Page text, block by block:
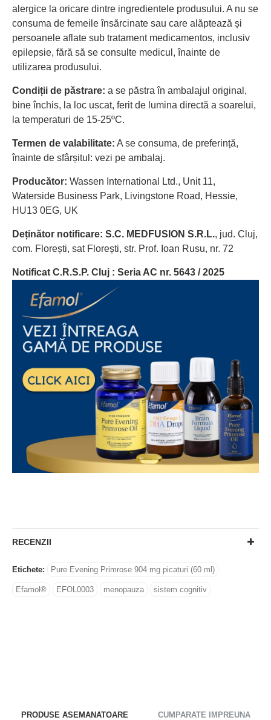
alergice la oricare dintre ingredientele produsului. A nu se
consuma de femeile însărcinate sau care alăptează și
persoanele aflate sub tratament medicamentos, inclusiv
epilepsie, fără să se consulte medicul, înainte de
utilizarea produsului.
Condiții de păstrare: a se păstra în ambalajul original,
bine închis, la loc uscat, ferit de lumina directă a soarelui,
la temperaturi de 15-25ºC.
Termen de valabilitate: A se consuma, de preferință,
înainte de sfârșitul: vezi pe ambalaj.
Producător: Wassen International Ltd., Unit 11,
Waterside Business Park, Livingstone Road, Hessie,
HU13 0EG, UK
Deținător notificare: S.C. MEDFUSION S.R.L., jud. Cluj,
com. Florești, sat Florești, str. Prof. Ioan Rusu, nr. 72
Notificat C.R.S.P. Cluj : Seria AC nr. 5643 / 2025
RECENZII
Etichete: Pure Evening Primrose 904 mg picaturi (60 ml)
Efamol® EFOL0003 menopauza sistem cognitiv
PRODUSE ASEMANATOARE CUMPARATE IMPREUNA